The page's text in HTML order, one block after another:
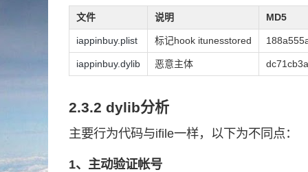
文件 说明 MD5
iappinbuy.plist 标记hook itunesstored
iappinbuy.dylib 恶意主体
2.3.2 dylib分析
主要行为代码与ifile一样，以下为不同点：
1、主动验证帐号